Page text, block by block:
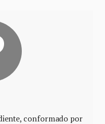
conformado por